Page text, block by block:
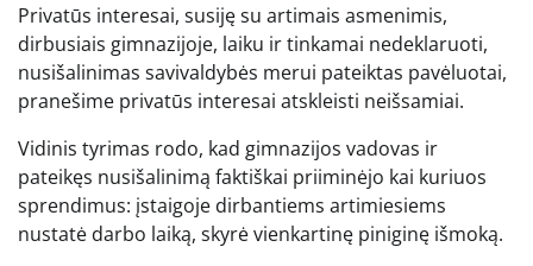
Privatūs interesai, susiję su artimais asmenimis,
dirbusiais gimnazijoje, laiku ir tinkamai nedeklaruoti,
nusišalinimas savivaldybės merui pateiktas pavėluotai,
pranešime privatūs interesai atskleisti neišsamiai.
Vidinis tyrimas rodo, kad gimnazijos vadovas ir
pateikęs nusišalinimą faktiškai priiminėjo kai kuriuos
sprendimus: įstaigoje dirbantiems artimiesiems
nustatė darbo laiką, skyrė vienkartinę piniginę išmoką.